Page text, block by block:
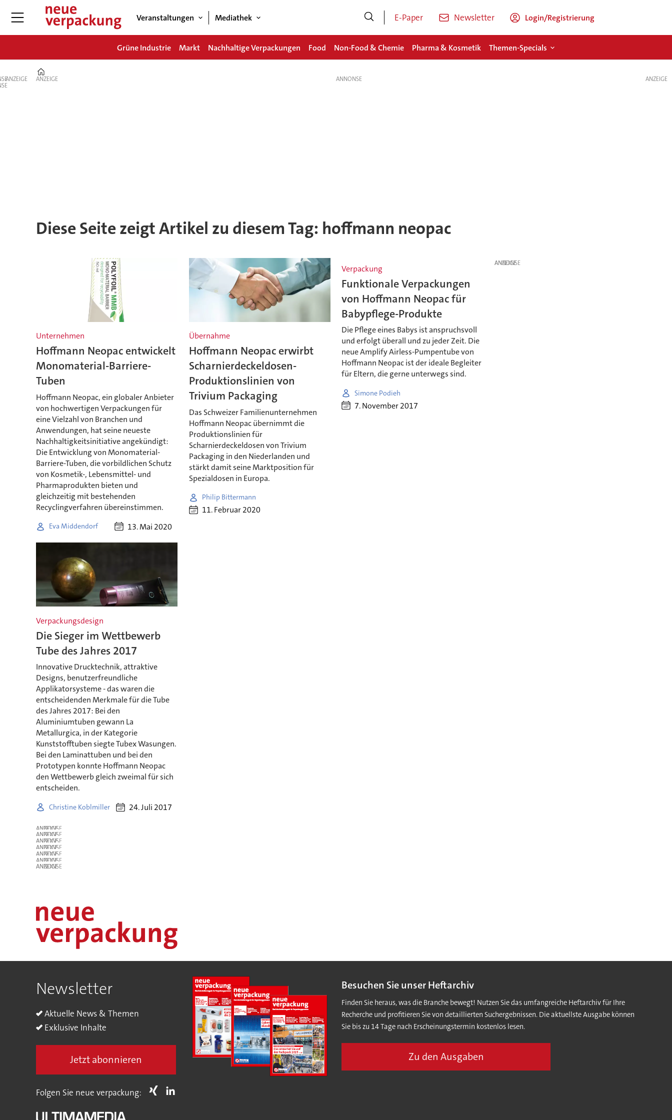
Veranstaltungen Mediathek E-Paper Newsletter Login/Registrierung
Grüne Industrie Markt Nachhaltige Verpackungen Food Non-Food & Chemie Pharma & Kosmetik Themen-Specials
ANZEIGE ANZEIGE
Diese Seite zeigt Artikel zu diesem Tag: hoffmann neopac
Unternehmen
Hoffmann Neopac entwickelt
Monomaterial-Barriere-
Tuben
Hoffmann Neopac, ein globaler Anbieter
von hochwertigen Verpackungen für
eine Vielzahl von Branchen und
Anwendungen, hat seine neueste
Nachhaltigkeitsinitiative angekündigt:
Die Entwicklung von Monomaterial-
Barriere-Tuben, die vorbildlichen Schutz
von Kosmetik-, Lebensmittel- und
Pharmaprodukten bieten und
gleichzeitig mit bestehenden
Recyclingverfahren übereinstimmen.
Eva Middendorf 13. Mai 2020
Übernahme
Hoffmann Neopac erwirbt
Scharnierdeckeldosen-
Produktionslinien von
Trivium Packaging
Das Schweizer Familienunternehmen
Hoffmann Neopac übernimmt die
Produktionslinien für
Scharnierdeckeldosen von Trivium
Packaging in den Niederlanden und
stärkt damit seine Marktposition für
Spezialdosen in Europa.
Philip Bittermann
11. Februar 2020
Verpackung
Funktionale Verpackungen
von Hoffmann Neopac für
Babypflege-Produkte
Die Pflege eines Babys ist anspruchsvoll
und erfolgt überall und zu jeder Zeit. Die
neue Amplify Airless-Pumpentube von
Hoffmann Neopac ist der ideale Begleiter
für Eltern, die gerne unterwegs sind.
Simone Podieh
7. November 2017
ANZEIGE
Verpackungsdesign
Die Sieger im Wettbewerb
Tube des Jahres 2017
Innovative Drucktechnik, attraktive
Designs, benutzerfreundliche
Applikatorsysteme - das waren die
entscheidenden Merkmale für die Tube
des Jahres 2017: Bei den
Aluminiumtuben gewann La
Metallurgica, in der Kategorie
Kunststofftuben siegte Tubex Wasungen.
Bei den Laminattuben und bei den
Prototypen konnte Hoffmann Neopac
den Wettbewerb gleich zweimal für sich
entscheiden.
Christine Koblmiller 24. Juli 2017
ANZEIGE
ANZEIGE
ANZEIGE
ANZEIGE
ANZEIGE
ANZEIGE
ANZEIGE
ANZEIGE
Newsletter
Aktuelle News & Themen
Exklusive Inhalte
Jetzt abonnieren
Besuchen Sie unser Heftarchiv
Finden Sie heraus, was die Branche bewegt! Nutzen Sie das umfangreiche Heftarchiv für Ihre
Recherche und profitieren Sie von detaillierten Suchergebnissen. Die aktuellste Ausgabe können
Sie bis zu 14 Tage nach Erscheinungstermin kostenlos lesen.
Zu den Ausgaben
Folgen Sie neue verpackung: